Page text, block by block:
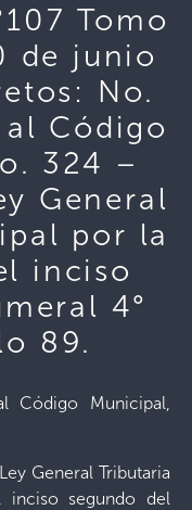
Tomo
de junio
No.
Código
324 –
General
por la
inciso
4°
89.
Código Municipal,
General Tributaria
inciso segundo del